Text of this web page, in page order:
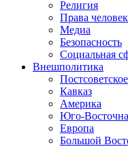
Религия
Права
Медиа
Безопасность
Социальная
Внешполитика
Кавказ
Америка
Юго-
Европа
Большой